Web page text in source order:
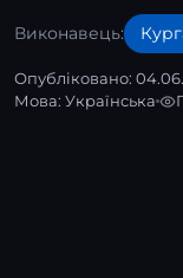
Виконавець:
Опубліковано:
Мова: Українська